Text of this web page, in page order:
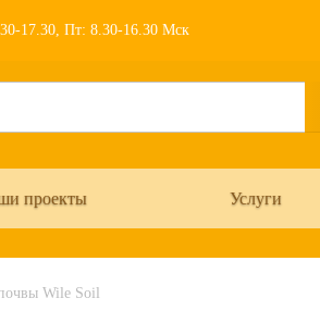
17.30, Пт: 8.30-16.30 Мск
проекты Услуги
Wile Soil